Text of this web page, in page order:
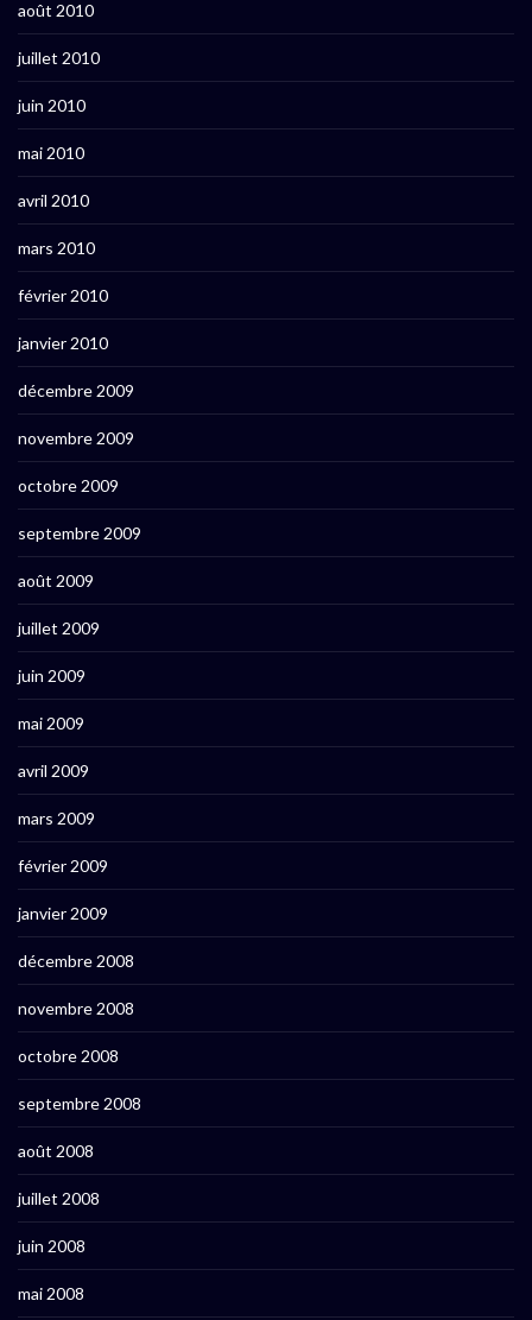
août 2010
juillet 2010
juin 2010
mai 2010
avril 2010
mars 2010
février 2010
janvier 2010
décembre 2009
novembre 2009
octobre 2009
septembre 2009
août 2009
juillet 2009
juin 2009
mai 2009
avril 2009
mars 2009
février 2009
janvier 2009
décembre 2008
novembre 2008
octobre 2008
septembre 2008
août 2008
juillet 2008
juin 2008
mai 2008